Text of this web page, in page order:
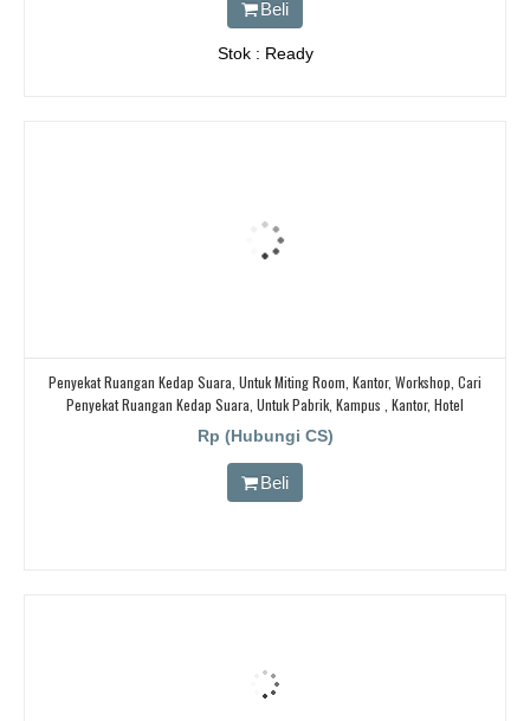
Beli
Stok : Ready
Penyekat Ruangan Kedap Suara, Untuk Miting Room, Kantor, Workshop, Cari
Penyekat Ruangan Kedap Suara, Untuk Pabrik, Kampus , Kantor, Hotel
Rp (Hubungi CS)
Beli